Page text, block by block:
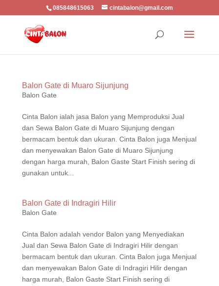
085848615063 cintabalon@gmail.com
Balon Gate di Muaro Sijunjung
Balon Gate
Cinta Balon ialah jasa Balon yang Memproduksi Jual
dan Sewa Balon Gate di Muaro Sijunjung dengan
bermacam bentuk dan ukuran. Cinta Balon juga Menjual
dan menyewakan Balon Gate di Muaro Sijunjung
dengan harga murah, Balon Gaste Start Finish sering di
gunakan untuk...
Balon Gate di Indragiri Hilir
Balon Gate
Cinta Balon adalah vendor Balon yang Menyediakan
Jual dan Sewa Balon Gate di Indragiri Hilir dengan
bermacam bentuk dan ukuran. Cinta Balon juga Menjual
dan menyewakan Balon Gate di Indragiri Hilir dengan
harga murah, Balon Gaste Start Finish sering di